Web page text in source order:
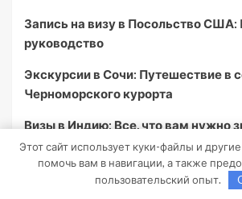
Запись на визу в Посольство США:
руководство
Экскурсии в Сочи: Путешествие в
Черноморского курорта
Визы в Индию: Все, что вам нужно
Туры в Шарджу из Москвы:
культурное сердце ОАЭ
Этот сайт использует куки-файлы и
помочь вам в навигации, а также
пользовательский опыт.